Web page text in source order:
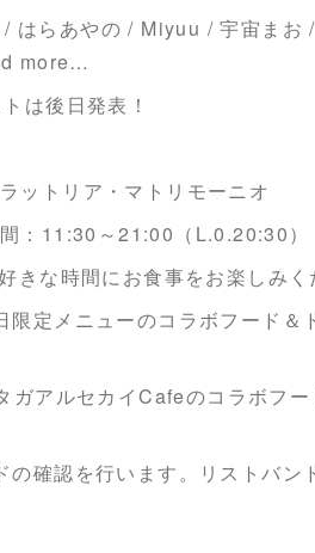
はらあやの / Miyuu / 宇宙まお
more…
は後日発表！
ットリア・マトリモーニオ
：11:30～21:00（L.0.20:30）
きな時間にお食事をお楽しみく
限定メニューのコラボフード＆
アルセカイCafeのコラボフー
の確認を行います。リストバン